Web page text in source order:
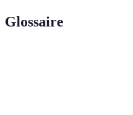
Glossaire